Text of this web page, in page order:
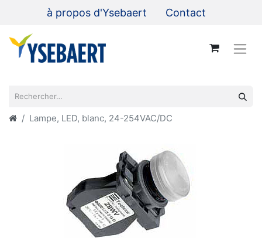
à propos d'Ysebaert Contact
Lampe, LED, blanc, 24-254VAC/DC